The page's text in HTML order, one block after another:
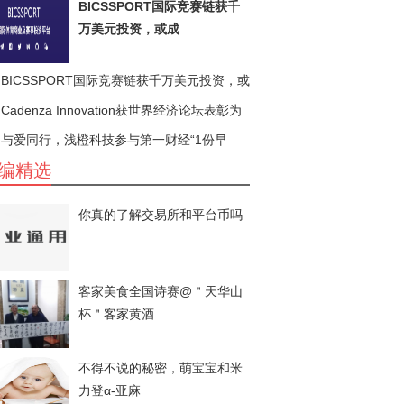
BICSSPORT国际竞赛链获千
万美元投资，或成
BICSSPORT国际竞赛链获千万美元投资，或
成
Cadenza Innovation获世界经济论坛表彰为
技术
与爱同行，浅橙科技参与第一财经“1份早
精选
你真的了解交易所和平台币吗
客家美食全国诗赛@＂天华山
杯＂客家黄酒
不得不说的秘密，萌宝宝和米
力登α-亚麻